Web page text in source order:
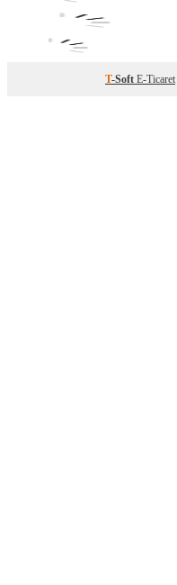
T-Soft E-Ticaret